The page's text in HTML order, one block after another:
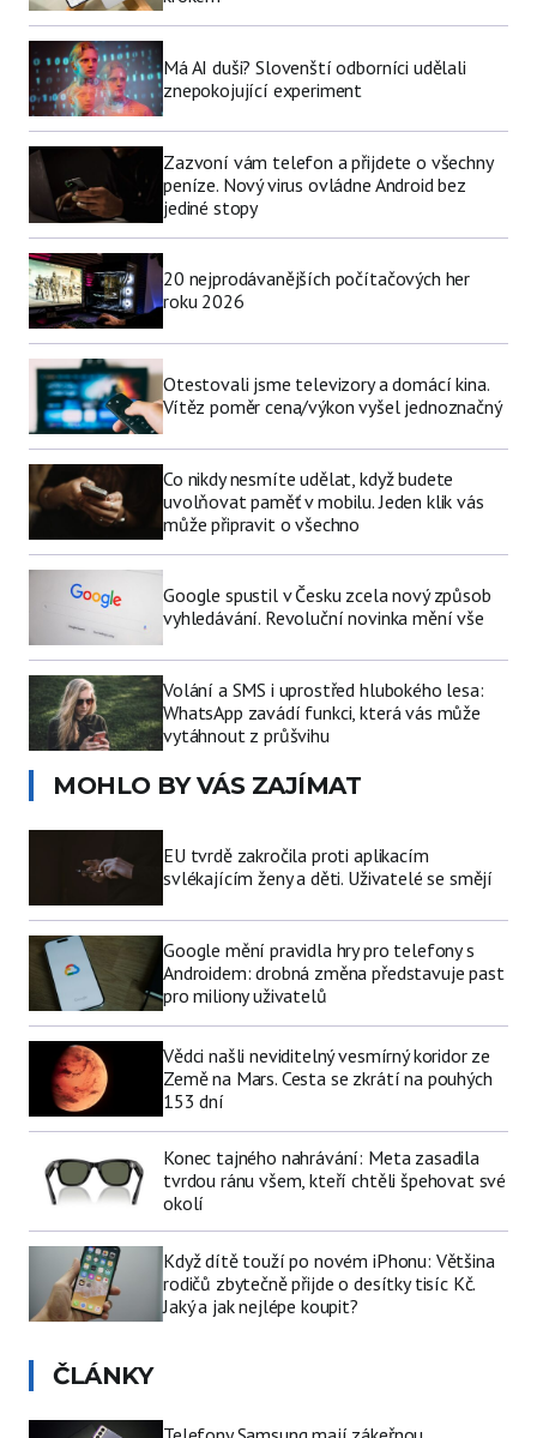
Má AI duši? Slovenští odborníci udělali
znepokojující experiment
Zazvoní vám telefon a přijdete o všechny
peníze. Nový virus ovládne Android bez
jediné stopy
20 nejprodávanějších počítačových her
roku 2026
Otestovali jsme televizory a domácí kina.
Vítěz poměr cena/výkon vyšel jednoznačný
Co nikdy nesmíte udělat, když budete
uvolňovat paměť v mobilu. Jeden klik vás
může připravit o všechno
Google spustil v Česku zcela nový způsob
vyhledávání. Revoluční novinka mění vše
Volání a SMS i uprostřed hlubokého lesa:
WhatsApp zavádí funkci, která vás může
vytáhnout z průšvihu
MOHLO BY VÁS ZAJÍMAT
EU tvrdě zakročila proti aplikacím
svlékajícím ženy a děti. Uživatelé se smějí
Google mění pravidla hry pro telefony s
Androidem: drobná změna představuje past
pro miliony uživatelů
Vědci našli neviditelný vesmírný koridor ze
Země na Mars. Cesta se zkrátí na pouhých
153 dní
Konec tajného nahrávání: Meta zasadila
tvrdou ránu všem, kteří chtěli špehovat své
okolí
Když dítě touží po novém iPhonu: Většina
rodičů zbytečně přijde o desítky tisíc Kč.
Jaký a jak nejlépe koupit?
ČLÁNKY